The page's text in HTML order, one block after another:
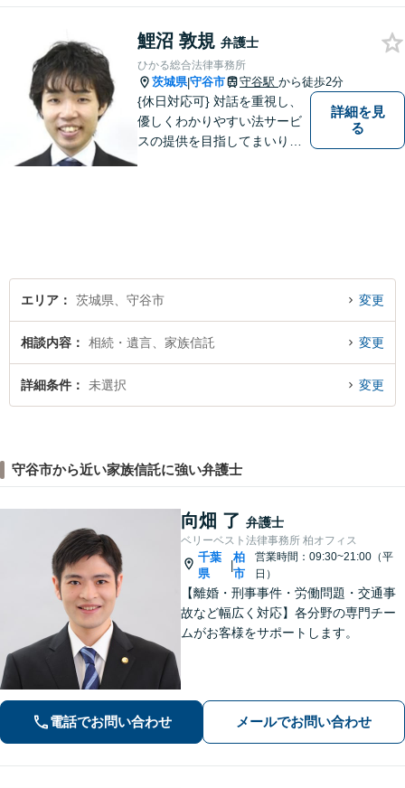
鯉沼 敦規 弁護士
ひかる総合法律事務所
茨城県|守谷市 守谷駅 から徒歩2分
{休日対応可} 対話を重視し、
優しくわかりやすい法サービ
スの提供を目指してまいりま
詳細を見
る
エリア 茨城県、守谷市 変更
相談内容 相続・遺言、家族信託 変更
詳細条件 未選択 変更
守谷市から近い家族信託に強い弁護士
向畑 了 弁護士
ベリーベスト法律事務所 柏オフィス
千葉
県
|
柏
市
営業時間：09:30~21:00（平
日）
【離婚・刑事事件・労働問題・交通事
故など幅広く対応】各分野の専門チー
ムがお客様をサポートします。
電話でお問い合わせ メールでお問い合わせ